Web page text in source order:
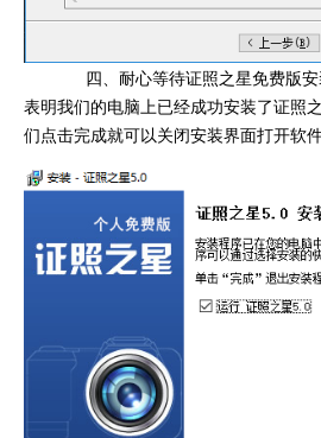
四、耐心等待证照之星免费版安
表明我们的电脑上已经成功安装了证照
们点击完成就可以关闭安装界面打开软件